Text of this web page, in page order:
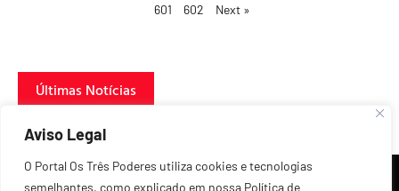
Aviso Legal
O Portal Os Três Poderes utiliza cookies e tecnologias
semelhantes, como explicado em nossa Política de
601
602 Next »
Últimas Notícias